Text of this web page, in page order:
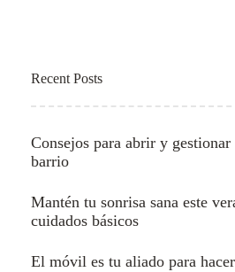
Recent Posts
Consejos para abrir y
barrio
Mantén tu sonrisa sana este
cuidados básicos
El móvil es tu aliado para